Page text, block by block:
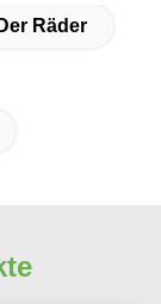
Räder